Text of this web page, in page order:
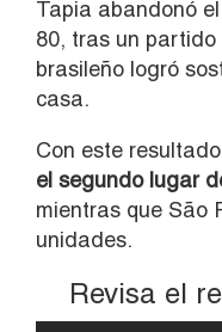
Tapia abandonó
80, tras un partido
brasileño logró
casa.
Con este
el segundo lugar
mientras que São
unidades.
Revisa el